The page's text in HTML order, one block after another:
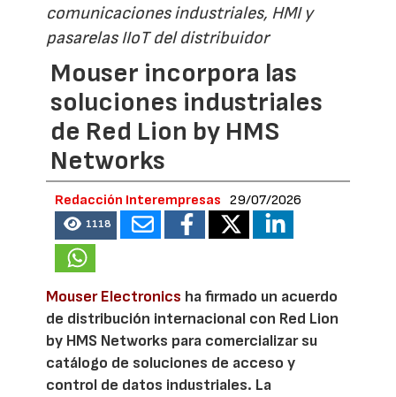
comunicaciones industriales, HMI y
pasarelas IIoT del distribuidor
Mouser incorpora las
soluciones industriales
de Red Lion by HMS
Networks
Redacción Interempresas 29/07/2026
1118
Mouser Electronics ha firmado un acuerdo
de distribución internacional con Red Lion
by HMS Networks para comercializar su
catálogo de soluciones de acceso y
control de datos industriales. La